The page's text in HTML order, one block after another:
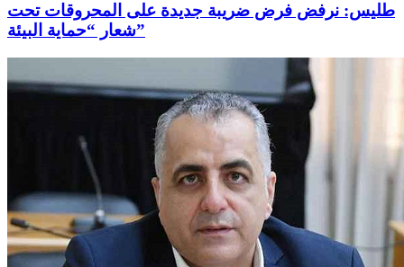
طليس: نرفض فرض ضريبة جديدة على المحروقات تحت
شعار “حماية البيئة”